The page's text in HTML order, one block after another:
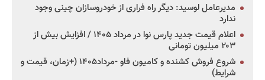
مدیرعامل لوسید: دیگر راه فراری از خودروسازان چینی وجود
ندارد
اعلام قیمت جدید پارس نوا در مرداد ۱۴۰۵ / افزایش بیش از
۲۰۳ میلیون تومانی
شروع فروش کشنده و کامیون فاو -مرداد۱۴۰۵ (+زمان، قیمت و
شرایط)